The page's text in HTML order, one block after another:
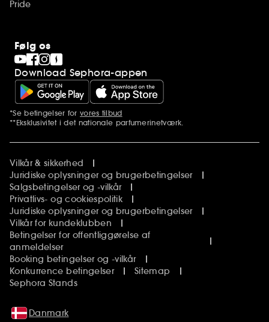
Pride
Følg os
Download Sephora-appen
Yderligere bemærkninger
*Se betingelser for vores tilbud
**Eksklusivitet i det nationale parfumerinetværk.
Vilkår & sikkerhed
Juridiske oplysninger og brugerbetingelser
Salgsbetingelser og -vilkår
Privatlivs- og cookiespolitik
Juridiske oplysninger og brugerbetingelser
Vilkår for kundeklubben
Betingelser for offentliggørelse af
anmeldelser
Booking betingelser og -vilkår
Konkurrence betingelser
Sitemap
Sephora Stands
Danmark